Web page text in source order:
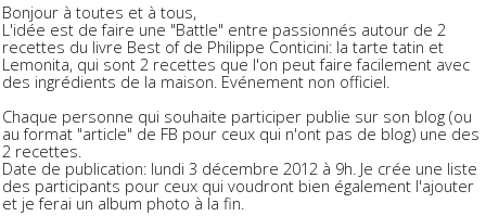
Bonjour à toutes et à tous,
L'idée est de faire une "Battle" entre passionnés autour de 2
recettes du livre Best of de Philippe Conticini: la tarte tatin et
Lemonita, qui sont 2 recettes que l'on peut faire facilement avec
des ingrédients de la maison. Evénement non officiel.
Chaque personne qui souhaite participer publie sur son blog (ou
au format "article" de FB pour ceux qui n'ont pas de blog) une des
2 recettes.
Date de publication: lundi 3 décembre 2012 à 9h. Je crée une liste
des participants pour ceux qui voudront bien également l'ajouter
et je ferai un album photo à la fin.